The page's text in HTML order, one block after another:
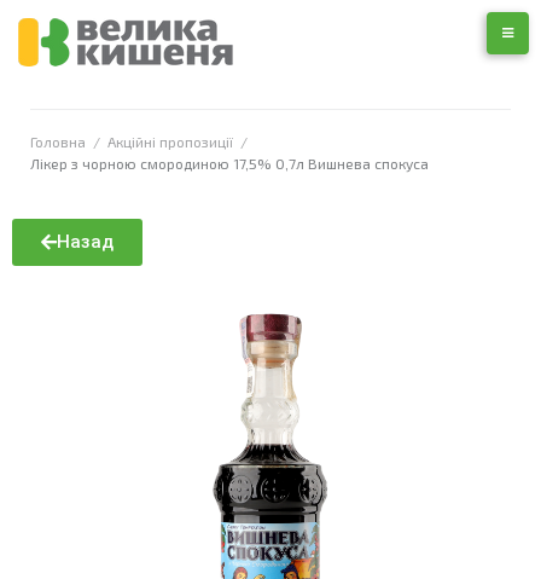
Головна / Акційні пропозиції /
Лікер з чорною смородиною 17,5% 0,7л Вишнева спокуса
Назад